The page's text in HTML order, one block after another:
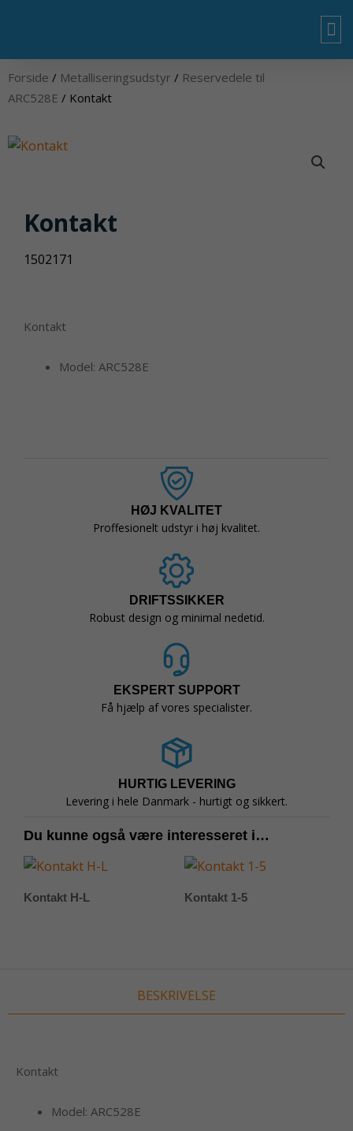
Forside / Metalliseringsudstyr / Reservedele til
ARC528E / Kontakt
Kontakt
1502171
Kontakt
Model: ARC528E
HØJ KVALITET
Proffesionelt udstyr i høj kvalitet.
DRIFTSSIKKER
Robust design og minimal nedetid.
EKSPERT SUPPORT
Få hjælp af vores specialister.
HURTIG LEVERING
Levering i hele Danmark - hurtigt og sikkert.
Du kunne også være interesseret i…
Kontakt H-L Kontakt 1-5
BESKRIVELSE
Kontakt
Model: ARC528E